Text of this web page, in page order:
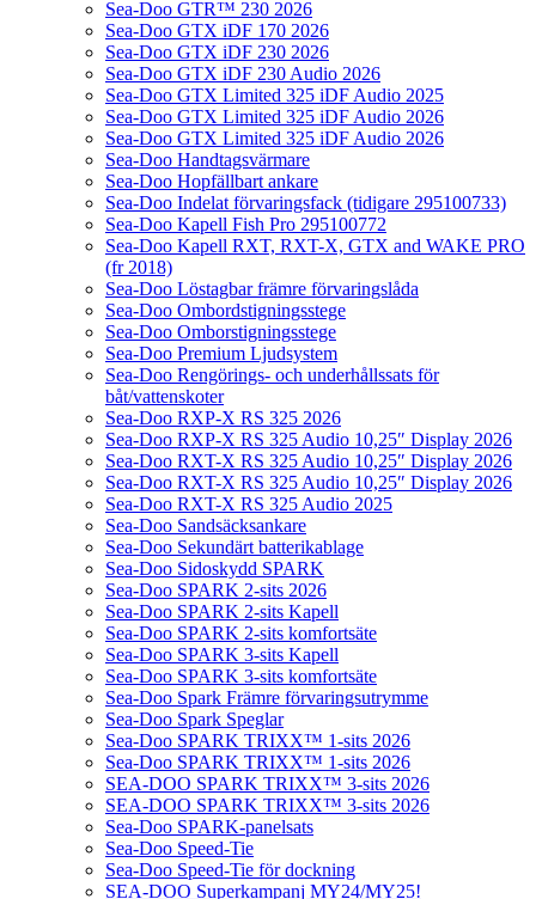
Sea-Doo GTR™ 230 2026
Sea-Doo GTX iDF 170 2026
Sea-Doo GTX iDF 230 2026
Sea-Doo GTX iDF 230 Audio 2026
Sea-Doo GTX Limited 325 iDF Audio 2025
Sea-Doo GTX Limited 325 iDF Audio 2026
Sea-Doo GTX Limited 325 iDF Audio 2026
Sea-Doo Handtagsvärmare
Sea-Doo Hopfällbart ankare
Sea-Doo Indelat förvaringsfack (tidigare 295100733)
Sea-Doo Kapell Fish Pro 295100772
Sea-Doo Kapell RXT, RXT-X, GTX and WAKE PRO
(fr 2018)
Sea-Doo Löstagbar främre förvaringslåda
Sea-Doo Ombordstigningsstege
Sea-Doo Omborstigningsstege
Sea-Doo Premium Ljudsystem
Sea-Doo Rengörings- och underhållssats för
båt/vattenskoter
Sea-Doo RXP-X RS 325 2026
Sea-Doo RXP-X RS 325 Audio 10,25″ Display 2026
Sea-Doo RXT-X RS 325 Audio 10,25″ Display 2026
Sea-Doo RXT-X RS 325 Audio 10,25″ Display 2026
Sea-Doo RXT-X RS 325 Audio 2025
Sea-Doo Sandsäcksankare
Sea-Doo Sekundärt batterikablage
Sea-Doo Sidoskydd SPARK
Sea-Doo SPARK 2-sits 2026
Sea-Doo SPARK 2-sits Kapell
Sea-Doo SPARK 2-sits komfortsäte
Sea-Doo SPARK 3-sits Kapell
Sea-Doo SPARK 3-sits komfortsäte
Sea-Doo Spark Främre förvaringsutrymme
Sea-Doo Spark Speglar
Sea-Doo SPARK TRIXX™ 1-sits 2026
Sea-Doo SPARK TRIXX™ 1-sits 2026
SEA-DOO SPARK TRIXX™ 3-sits 2026
SEA-DOO SPARK TRIXX™ 3-sits 2026
Sea-Doo SPARK-panelsats
Sea-Doo Speed-Tie
Sea-Doo Speed-Tie för dockning
SEA-DOO Superkampanj MY24/MY25!